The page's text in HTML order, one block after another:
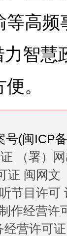
高频
力智
。
号(闽ICP
（署）
证 闽网文
节目许可
作经营许
经营许可